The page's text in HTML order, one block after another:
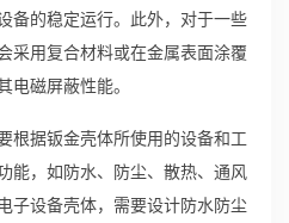
备的稳定运行。此外，对于一些
采用复合材料或在金属表面涂覆
电磁屏蔽性能。
根据钣金壳体所使用的设备和工
能，如防水、防尘、散热、通风
子设备壳体，需要设计防水防尘